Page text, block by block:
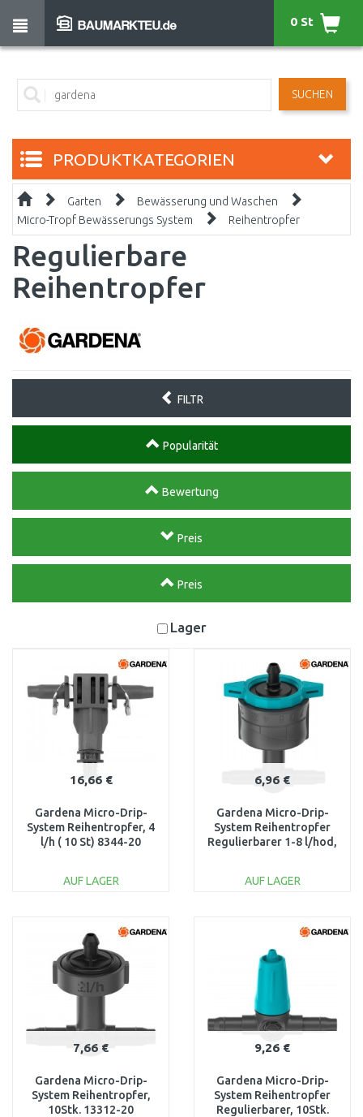
SUCHEN
0 St
PRODUKTKATEGORIEN
Garten
Bewässerung und Waschen
Micro-Tropf Bewässerungs System
Reihentropfer
Regulierbare
Reihentropfer
FILTR
Popularität
Bewertung
Preis
Preis
Lager
16,66 €
Gardena Micro-Drip-
System Reihentropfer, 4
l/h ( 10 St) 8344-20
AUF LAGER
Vergleichen
6,96 €
Gardena Micro-Drip-
System Reihentropfer
Regulierbarer 1-8 l/hod,
AUF LAGER
Vergleichen
7,66 €
Gardena Micro-Drip-
System Reihentropfer,
10Stk. 13312-20
9,26 €
Gardena Micro-Drip-
System Reihentropfer
Regulierbarer, 10Stk.